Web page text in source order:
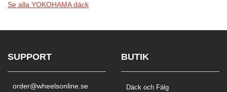
Se alla YOKOHAMA däck
SUPPORT
order@wheelsonline.se
BUTIK
Däck och Fälg